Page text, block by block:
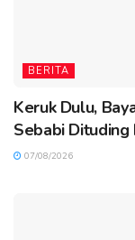
BERITA
Keruk Dulu,
Sebabi Dituding
07/08/2026